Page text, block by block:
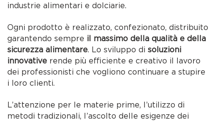
industrie alimentari e dolciarie.
Ogni prodotto è realizzato, confezionato, distribuito
garantendo sempre il massimo della qualità e della
sicurezza alimentare. Lo sviluppo disoluzioni
innovative rende più efficiente e creativo il lavoro
dei professionisti che vogliono continuare a stupire
i loro clienti.
L’attenzione per le materie prime, l’utilizzo di
metodi tradizionali, l’ascolto delle esigenze dei